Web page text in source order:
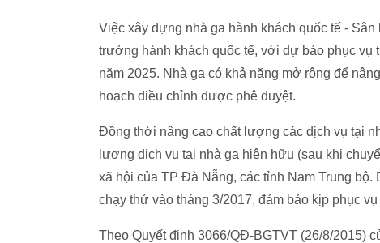
Việc xây dựng nhà ga hành khách quốc tế -
trưởng hành khách quốc tế, với dự báo phục vụ
năm 2025. Nhà ga có khả năng mở rộng để
hoạch điều chỉnh được phê duyệt.
Đồng thời nâng cao chất lượng các dịch vụ tại
lượng dịch vụ tại nhà ga hiện hữu (sau khi
xã hội của TP Đà Nẵng, các tỉnh Nam Trung
chạy thử vào tháng 3/2017, đảm bảo kịp phục
Theo Quyết định 3066/QĐ-BGTVT (26/8/2015)